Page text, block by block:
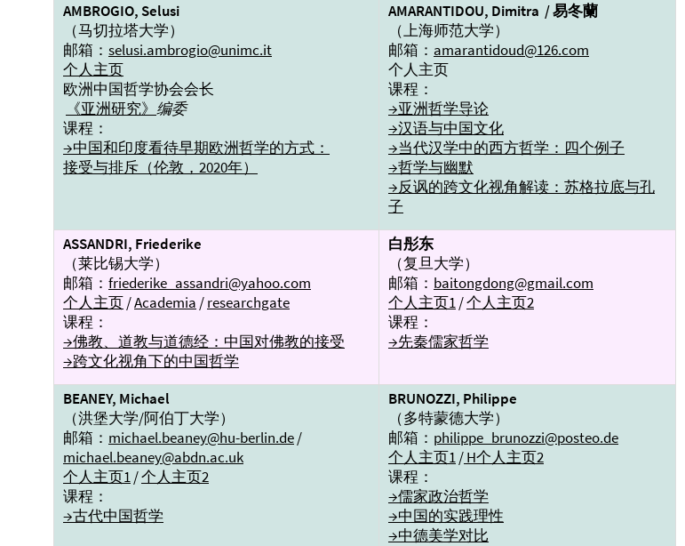
AMBROGIO, Selusi
（马切拉塔大学）
邮箱： selusi.ambrogio@unimc.it
个人主页
欧洲中国哲学协会会长
《亚洲研究》 编委
课程：
→中国和印度看待早期欧洲哲学的方式：
接受与排斥（伦敦，2020年）
AMARANTIDOU, Dimitra / 易冬蘭
（上海师范大学）
邮箱： amarantidoud@126.com
个人主页
课程：
→亚洲哲学导论
→汉语与中国文化
→当代汉学中的西方哲学：四个例子
→哲学与幽默
→反讽的跨文化视角解读：苏格拉底与孔
子
ASSANDRI, Friederike
（莱比锡大学）
邮箱： friederike_assandri@yahoo.com
个人主页/Academia /researchgate
课程：
→佛教、道教与道德经：中国对佛教的接受
→跨文化视角下的中国哲学
白彤东
（复旦大学）
邮箱： baitongdong@gmail.com
个人主页1/个人主页2
课程：
→先秦儒家哲学
BEANEY, Michael
（洪堡大学/阿伯丁大学）
邮箱： michael.beaney@hu-berlin.de/
michael.beaney@abdn.ac.uk
个人主页1/个人主页2
课程：
→古代中国哲学
BRUNOZZI, Philippe
（多特蒙德大学）
邮箱： philippe_brunozzi@posteo.de
个人主页1/H个人主页2
课程：
→儒家政治哲学
→中国的实践理性
→中德美学对比